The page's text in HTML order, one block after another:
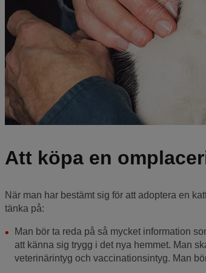
Att köpa en
När man har bestämt sig för att adoptera en
tänka på:
Man bör ta reda på så mycket information
att känna sig trygg i det nya hemmet. Man
veterinärintyg och vaccinationsintyg. Man